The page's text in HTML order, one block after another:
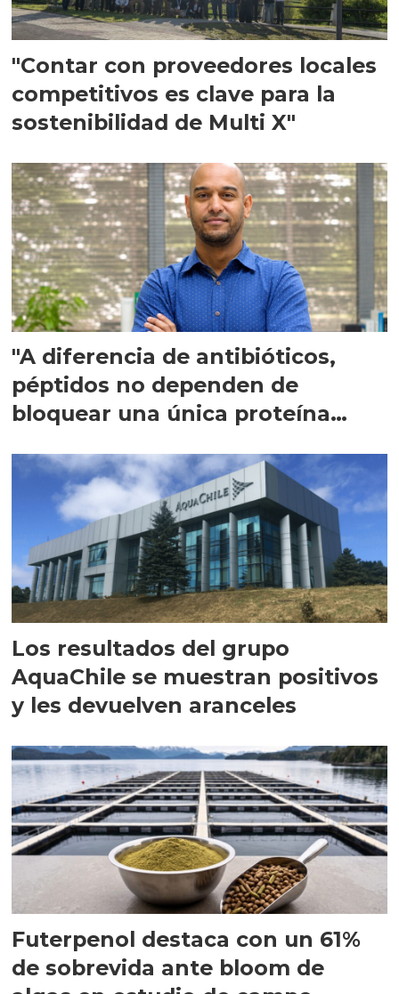
"Contar con proveedores locales
competitivos es clave para la
sostenibilidad de Multi X"
"A diferencia de antibióticos,
péptidos no dependen de
bloquear una única proteína
Los resultados del grupo
AquaChile se muestran positivos
y les devuelven aranceles
Futerpenol destaca con un 61%
de sobrevida ante bloom de